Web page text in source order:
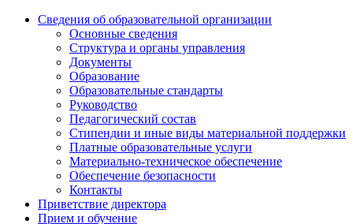
Сведения об образовательной организации
Основные сведения
Структура и органы управления
Документы
Образование
Образовательные стандарты
Руководство
Педагогический состав
Стипендии и иные виды материальной поддержки
Платные образовательные услуги
Материально-техническое обеспечение
Обеспечение безопасности
Контакты
Приветствие директора
Прием и обучение